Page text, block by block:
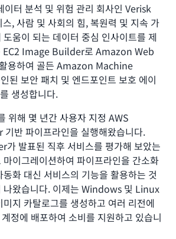
이터 분석 및 위험 관리 회사인 Verisk
, 사람 및 사회의 힘, 복원력 및 지속 가
움이 되는 데이터 중심 인사이트를 제
EC2 Image Builder로 Amazon Web
용하여 골든 Amazon Machine
된 보안 패치 및 엔드포인트 보호 에이
생성합니다.
위해 몇 년간 사용자 지정 AWS
반 파이프라인을 실행해왔습니다.
발표된 직후 서비스를 평가해 보았는
이그레이션하여 파이프라인을 간소화
화 대신 서비스의 기능을 활용하는 것
나왔습니다. 이제는 Windows 및 Linux
지 카탈로그를 생성하고 여러 리전에
정에 배포하여 소비를 지원하고 있습니